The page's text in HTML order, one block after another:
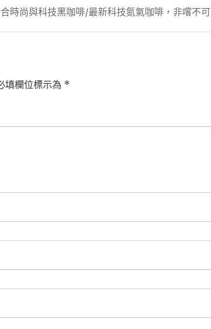
時尚與科技黑咖啡/最新科技氮氣咖啡，非嚐不可
填欄位標示為 *